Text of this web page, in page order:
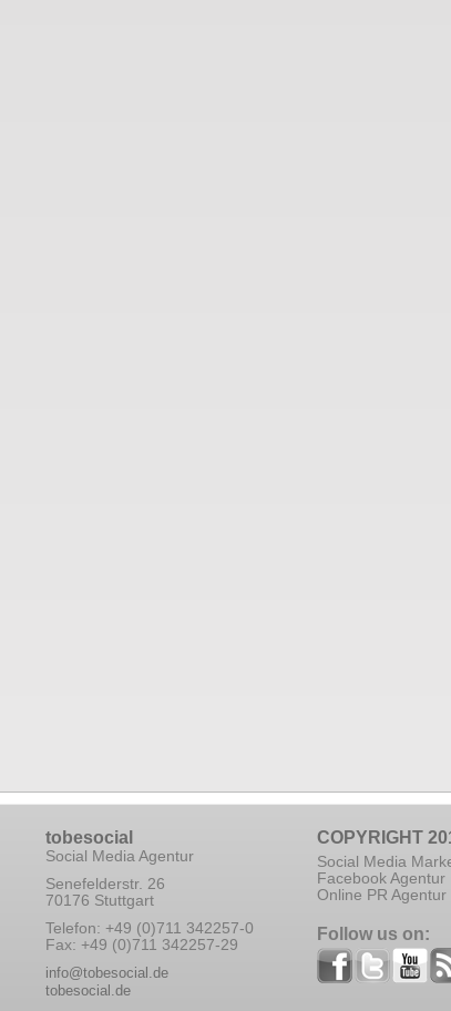
tobesocial
Social Media Agentur
Senefelderstr. 26
70176 Stuttgart
Telefon: +49 (0)711 342257-0
Fax: +49 (0)711 342257-29
info@tobesocial.de
tobesocial.de
COPYRIGHT
Social Media
Facebook Agentur
Online PR Agentur
Follow us on: